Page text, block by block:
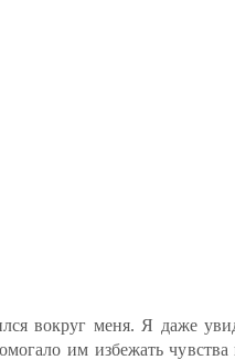
вокруг меня. Я даже
им избежать